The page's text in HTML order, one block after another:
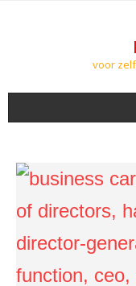
voor
BEWONERS
PODCASTS